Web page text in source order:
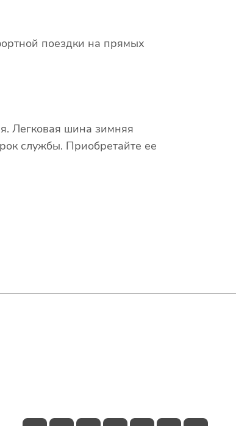
поездки на прямых
Легковая шина зимняя
службы. Приобретайте ее